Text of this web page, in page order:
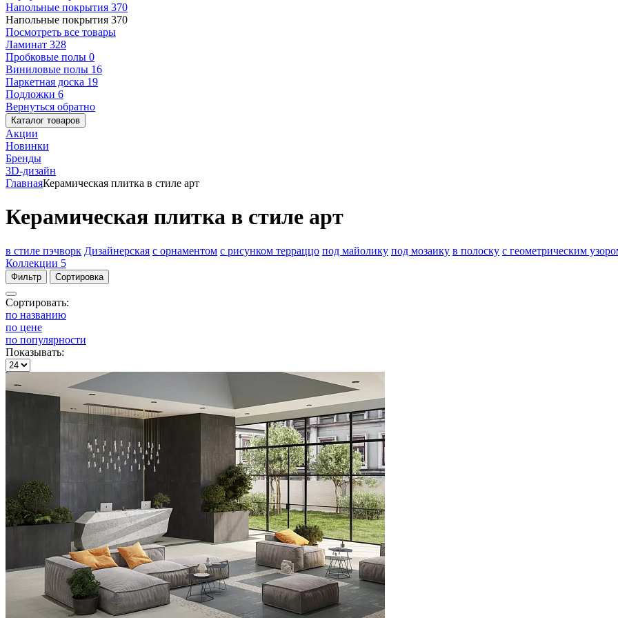
Напольные покрытия 370
Напольные покрытия 370
Посмотреть все товары
Ламинат 328
Пробковые полы 0
Виниловые полы 16
Паркетная доска 19
Подложки 6
Вернуться обратно
Каталог товаров
Акции
Новинки
Бренды
3D-дизайн
ГлавнаяКерамическая плитка в стиле арт
Керамическая плитка в стиле арт
в стиле пэчворк Дизайнерская с орнаментом с рисунком терраццо под майолику под мозаику в полоску с геометрическим
Коллекции 5
Фильтр Сортировка
Сортировать:
по названию
по цене
по популярности
Показывать: